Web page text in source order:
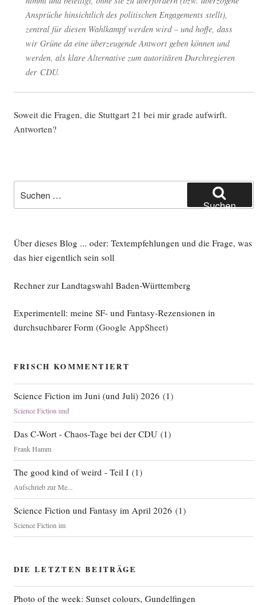
Ansprü­che hin­sicht­lich des poli­ti­schen Enga­ge­ments stellt),
zen­tral für die­sen Wahl­kampf wer­den wird – und hof­fe, dass
wir Grü­ne da eine über­zeu­gen­de Ant­wort geben kön­nen und
wer­den, als kla­re Alter­na­ti­ve zum auto­ri­tä­ren Durch­re­gie­ren
der CDU.
Soweit die Fra­gen, die Stutt­gart 21 bei mir gra­de auf­wirft.
Antworten?
nach:
Suchen
Über dieses Blog ... oder: Textempfehlungen und die Frage, was
das hier eigentlich sein soll
Rechner zur Landtagswahl Baden-Württemberg
Experimentell: meine SF- und Fantasy-Rezensionen in
durchsuchbarer Form(Google AppSheet)
FRISCH KOMMENTIERT
Science Fiction im Juni (und Juli) 2026 (1)
Science Fiction und
Das C-Wort - Chaos-Tage bei der CDU(1)
Frank Hamm
The good kind of weird - Teil I(1)
Aufschrieb zur Me...
Science Fiction und Fantasy im April 2026 (1)
Science Fiction im
DIE LETZTEN BEITRÄGE
Photo of the week: Sunset colours, Gundelfingen